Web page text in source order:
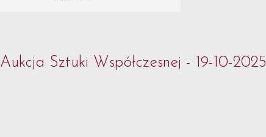
Aukcja Sztuki Współczesnej - 19-10-2025